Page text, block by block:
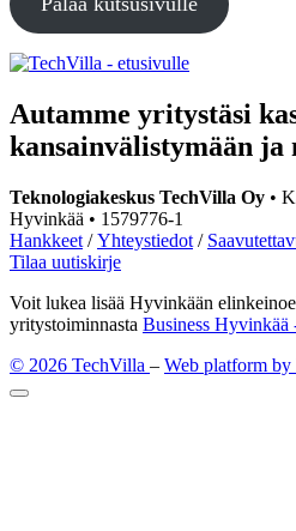
link
link
Autamme yritystäsi
kansainvälistymään ja
Teknologiakeskus TechVilla Oy •
Hyvinkää • 1579776-1
Hankkeet /Yhteystiedot /
Tilaa uutiskirje
Voit lukea lisää Hyvinkään
yritystoiminnasta Business Hyvinkää
© 2026 TechVilla – Web platform
Takaisin